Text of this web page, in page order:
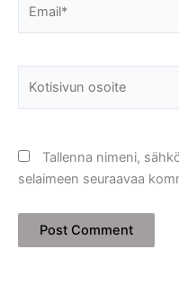
osoite
Tallenna nimeni,
selaimeen seuraavaa